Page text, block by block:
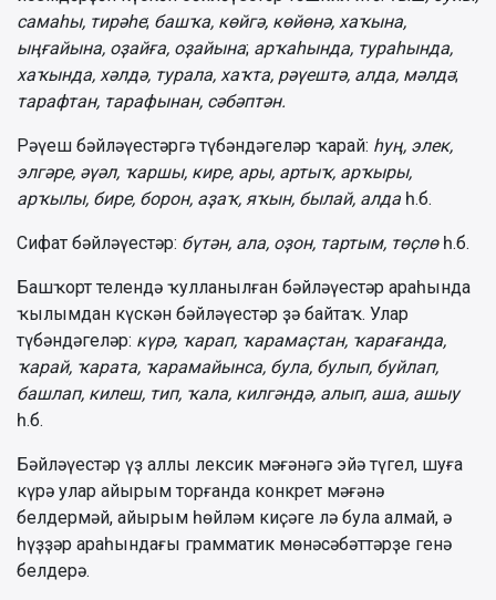
самаһы, тирəһе; башҡа, көйгə, көйөнə, хаҡына,
ыңғайына, оҙайға, оҙайына; арҡаһында, тураһында,
хаҡында, хəлдə, турала, хаҡта, рəүештə, алда, мəлдə;
тарафтан, тарафынан, сəбəптəн.
Рəүеш бəйлəүестəргə түбəндəгелəр ҡарай: һуң, элек,
элгəре, əүəл, ҡаршы, кире, ары, артыҡ, арҡыры,
арҡылы, бире, борон, аҙаҡ, яҡын, былай, алда һ.б.
Сифат бəйлəүестəр: бүтəн, ала, оҙон, тартым, төҫлө һ.б.
Башҡорт телендə ҡулланылған бəйлəүестəр араһында
ҡылымдан күскəн бəйлəүестəр ҙə байтаҡ. Улар
түбəндəгелəр: күрə, ҡарап, ҡарамаҫтан, ҡарағанда,
ҡарай, ҡарата, ҡарамайынса, була, булып, буйлап,
башлап, килеш, тип, ҡала, килгəндə, алып, аша, ашыу
һ.б.
Бəйлəүестəр үҙ аллы лексик мəғəнəгə эйə түгел, шуға
күрə улар айырым торғанда конкрет мəғəнə
белдермəй, айырым һөйлəм киҫəге лə була алмай, ə
һүҙҙəр араһындағы грамматик мөнəсəбəттəрҙе генə
белдерə.